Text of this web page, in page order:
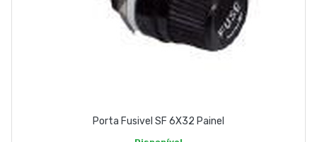
Porta Fusivel SF 6X32 Painel